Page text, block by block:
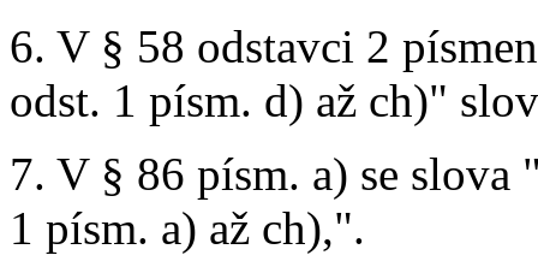
6. V § 58 odstavci 2
odst. 1 písm. d) až ch)"
7. V § 86 písm. a) se
1 písm. a) až ch),".